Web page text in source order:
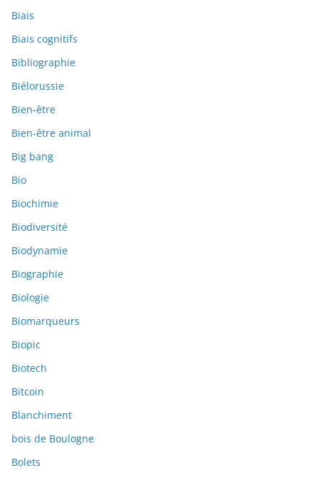
Biais
Biais cognitifs
Bibliographie
Biélorussie
Bien-être
Bien-être animal
Big bang
Bio
Biochimie
Biodiversité
Biodynamie
Biographie
Biologie
Biomarqueurs
Biopic
Biotech
Bitcoin
Blanchiment
bois de Boulogne
Bolets